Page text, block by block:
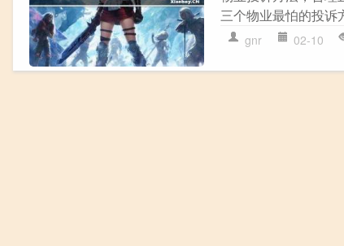
三个物业最怕的投诉
gnr 02-10